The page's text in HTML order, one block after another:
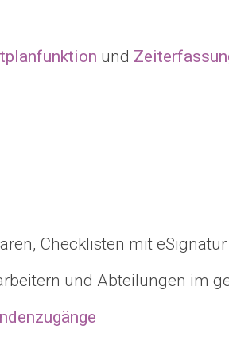
und
Checklisten mit
und Abteilungen im